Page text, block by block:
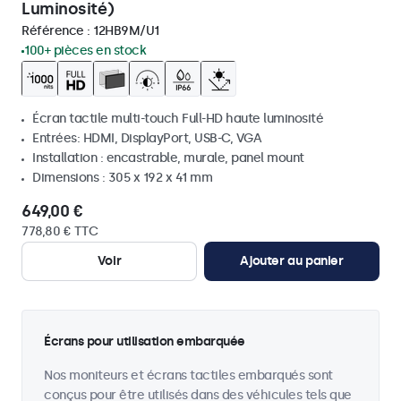
Luminosité)
Référence : 12HB9M/U1
100+ pièces en stock
Écran tactile multi-touch Full-HD haute luminosité
Entrées: HDMI, DisplayPort, USB-C, VGA
Installation : encastrable, murale, panel mount
Dimensions : 305 x 192 x 41 mm
649,00 €
778,80 € TTC
Voir
Ajouter au panier
Écrans pour utilisation embarquée
Nos moniteurs et écrans tactiles embarqués sont
conçus pour être utilisés dans des véhicules tels que